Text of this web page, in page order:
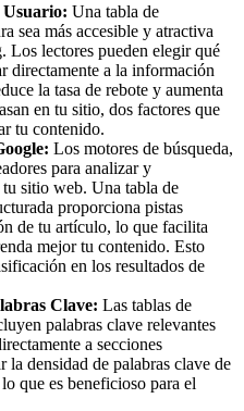
Una tabla de
sea más accesible y atractiva
Los lectores pueden elegir qué
directamente a la información
la tasa de rebote y aumenta
en tu sitio, dos factores que
tu contenido.
Los motores de búsqueda,
para analizar y
sitio web. Una tabla de
proporciona pistas
de tu artículo, lo que facilita
mejor tu contenido. Esto
en los resultados de
Clave: Las tablas de
palabras clave relevantes
a secciones
la densidad de palabras clave de
que es beneficioso para el